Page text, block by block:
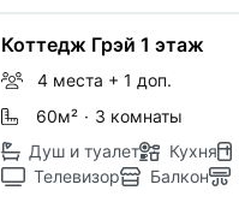
Коттедж Грэй 1 этаж
4 места + 1 доп.
60м² · 3 комнаты
Душ и туалет
Кухня
Телевизор
Балкон